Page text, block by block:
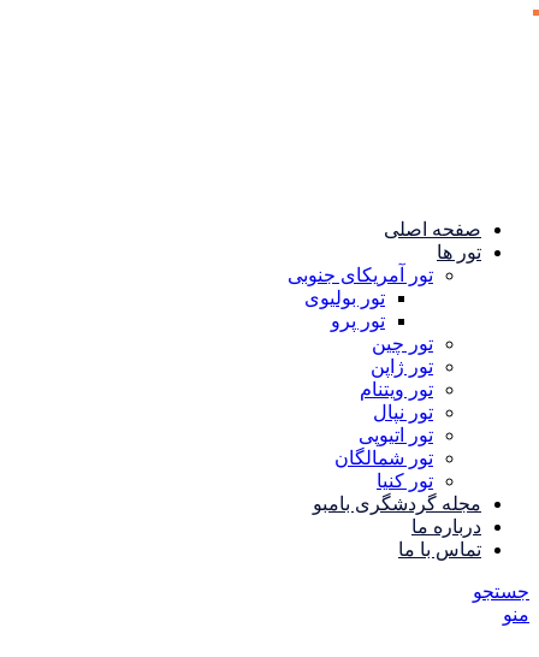
صفحه اصلی
تور ها
تور آمریکای جنوبی
تور بولیوی
تور پرو
تور چین
تور ژاپن
تور ویتنام
تور نپال
تور اتیوپی
تور شمالگان
تور کنیا
مجله گردشگری بامبو
درباره ما
تماس با ما
جستجو
منو